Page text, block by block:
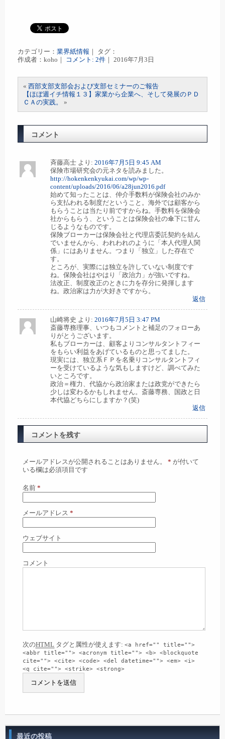
カテゴリー： 業界紙情報 ｜ タグ：
作成者：koho｜
コメント: 2件 ｜ 2016年7月3日
« 西部支部支部会および支部セミナーのご報告
【ほぼ週イチ情報１３】家業から企業へ、そして発展のＰＤ
ＣＡの実践。
»
コメント
斉藤高士 より: 2016年7月5日 9:45 AM
保険市場研究会の元ネタを読みました。
http://hokenkenkyukai.com/wp/wp-
content/uploads/2016/06/a28jun2016.pdf
始めて知ったことは、仲介手数料が保険会社のみか
ら支払われる制度だということ。海外では顧客から
もらうことは当たり前ですからね。手数料を保険会
社からもらう、ということは保険会社の傘下に甘ん
じるようなものです。
保険ブローカーは保険会社と代理店委託契約を結ん
でいませんから、われわれのように「本人代理人関
係」にはありません。つまり「独立」した存在で
す。
ところが、実際には独立を許していない制度です
ね。保険会社はやはり「政治力」が強いですね。
法改正、制度改正のときに力を存分に発揮します
ね。政治家は力が大好きですから。
返信
山崎将史 より: 2016年7月5日 3:47 PM
斎藤専務理事、いつもコメントと補足のフォローあ
りがとうございます。
私もブローカーは、顧客よりコンサルタントフィー
をもらい利益をあげているものと思ってました。
現実には、独立系ＦＰを名乗りコンサルタントフィ
ーを受けているような気もしますけど、調べてみた
いところです。
政治＝権力、代協から政治家または政党ができたら
少しは変わるかもしれません。斎藤専務、国政と日
本代協どちらにしますか？(笑)
返信
コメントを残す
メールアドレスが公開されることはありません。 * が付いて
いる欄は必須項目です
名前 *
メールアドレス *
ウェブサイト
コメント
次のHTML タグと属性が使えます: <a href="" title="">
<abbr title=""> <acronym title=""> <b> <blockquote
cite=""> <cite> <code> <del datetime=""> <em> <i>
<q cite=""> <strike> <strong>
最近の投稿